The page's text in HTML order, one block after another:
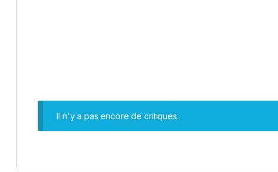
Il n'y a pas encore de critiques.